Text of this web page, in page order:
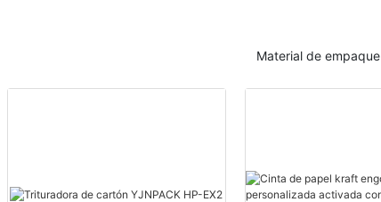
Material de empaque